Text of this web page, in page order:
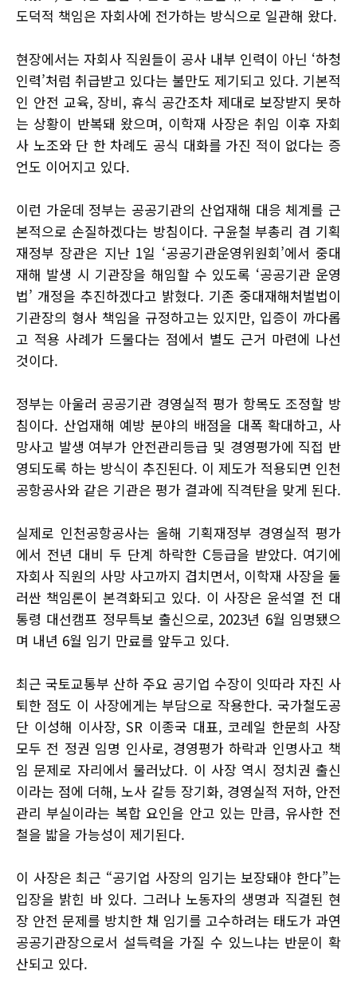
도덕적 책임은 자회사에 전가하는 방식으로 일관해 왔다.
현장에서는 자회사 직원들이 공사 내부 인력이 아닌 ‘하청
인력’처럼 취급받고 있다는 불만도 제기되고 있다. 기본적
인 안전 교육, 장비, 휴식 공간조차 제대로 보장받지 못하
는 상황이 반복돼 왔으며, 이학재 사장은 취임 이후 자회
사 노조와 단 한 차례도 공식 대화를 가진 적이 없다는 증
언도 이어지고 있다.
이런 가운데 정부는 공공기관의 산업재해 대응 체계를 근
본적으로 손질하겠다는 방침이다. 구윤철 부총리 겸 기획
재정부 장관은 지난 1일 ‘공공기관운영위원회’에서 중대
재해 발생 시 기관장을 해임할 수 있도록 ‘공공기관 운영
법’ 개정을 추진하겠다고 밝혔다. 기존 중대재해처벌법이
기관장의 형사 책임을 규정하고는 있지만, 입증이 까다롭
고 적용 사례가 드물다는 점에서 별도 근거 마련에 나선
것이다.
정부는 아울러 공공기관 경영실적 평가 항목도 조정할 방
침이다. 산업재해 예방 분야의 배점을 대폭 확대하고, 사
망사고 발생 여부가 안전관리등급 및 경영평가에 직접 반
영되도록 하는 방식이 추진된다. 이 제도가 적용되면 인천
공항공사와 같은 기관은 평가 결과에 직격탄을 맞게 된다.
실제로 인천공항공사는 올해 기획재정부 경영실적 평가
에서 전년 대비 두 단계 하락한 C등급을 받았다. 여기에
자회사 직원의 사망 사고까지 겹치면서, 이학재 사장을 둘
러싼 책임론이 본격화되고 있다. 이 사장은 윤석열 전 대
통령 대선캠프 정무특보 출신으로, 2023년 6월 임명됐으
며 내년 6월 임기 만료를 앞두고 있다.
최근 국토교통부 산하 주요 공기업 수장이 잇따라 자진 사
퇴한 점도 이 사장에게는 부담으로 작용한다. 국가철도공
단 이성해 이사장, SR 이종국 대표, 코레일 한문희 사장
모두 전 정권 임명 인사로, 경영평가 하락과 인명사고 책
임 문제로 자리에서 물러났다. 이 사장 역시 정치권 출신
이라는 점에 더해, 노사 갈등 장기화, 경영실적 저하, 안전
관리 부실이라는 복합 요인을 안고 있는 만큼, 유사한 전
철을 밟을 가능성이 제기된다.
이 사장은 최근 “공기업 사장의 임기는 보장돼야 한다”는
입장을 밝힌 바 있다. 그러나 노동자의 생명과 직결된 현
장 안전 문제를 방치한 채 임기를 고수하려는 태도가 과연
공공기관장으로서 설득력을 가질 수 있느냐는 반문이 확
산되고 있다.